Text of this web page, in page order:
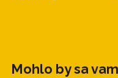
Mohlo by sa